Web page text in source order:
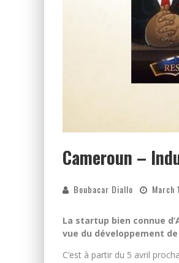
Cameroun –
Boubacar Diallo March
La startup bien connue
vue du développement
C’est à partir du 5 avril